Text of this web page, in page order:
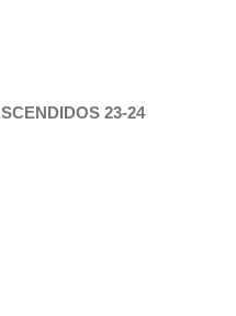
23-24